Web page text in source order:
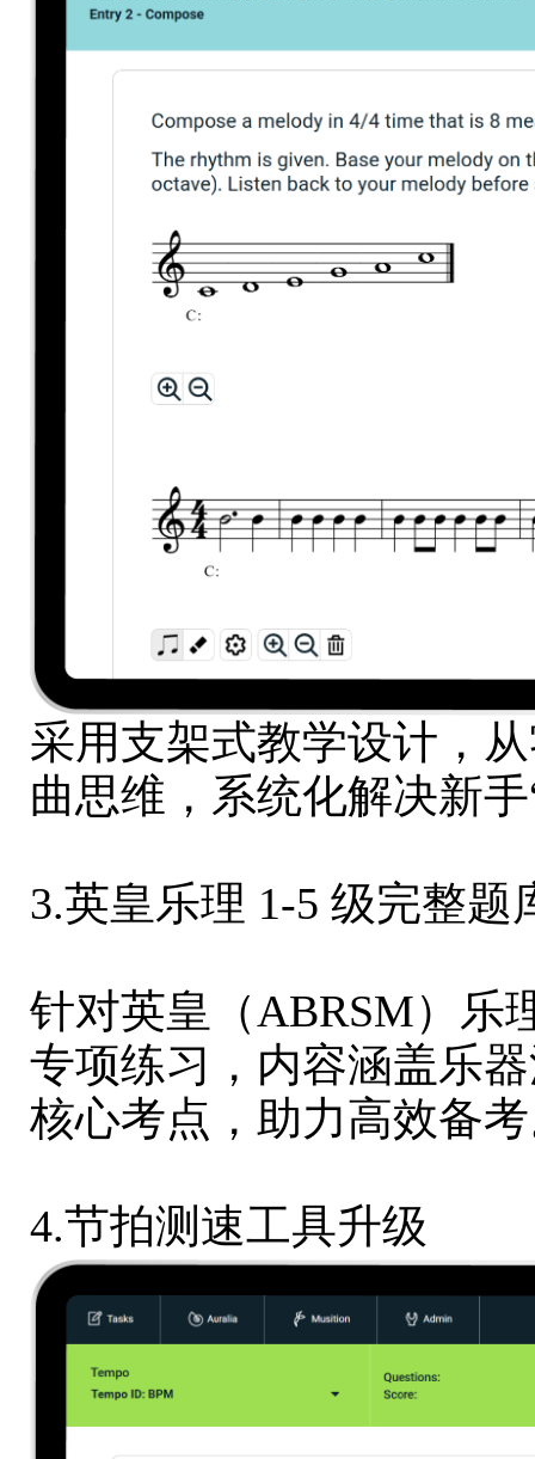
采用支架式教学设计，
曲思维，系统化解决新
3.英皇乐理 1-5 级完整题
针对英皇（ABRSM）乐
专项练习，内容涵盖乐
核心考点，助力高效备
4.节拍测速工具升级